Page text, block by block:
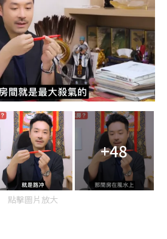
+48
點擊圖片放大